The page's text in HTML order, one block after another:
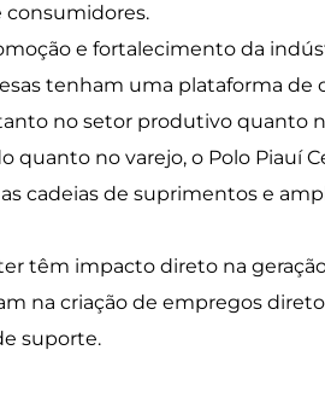
consumidores.
e fortalecimento da
tenham uma plataforma de
no setor produtivo quanto
quanto no varejo, o Polo Piauí
cadeias de suprimentos e
têm impacto direto na
na criação de empregos
suporte.